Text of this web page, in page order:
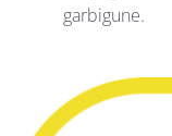
garbigune.